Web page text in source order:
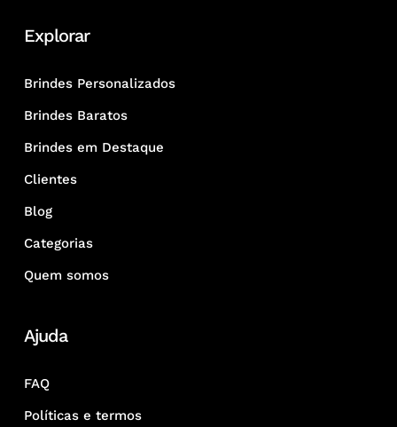
Explorar
Brindes Personalizados
Brindes Baratos
Brindes em Destaque
Clientes
Blog
Categorias
Quem somos
Ajuda
FAQ
Políticas e termos